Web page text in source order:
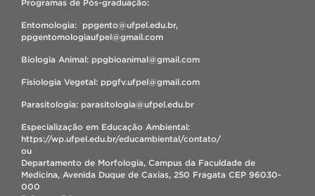
Programas de Pós-graduação:
Entomologia: ppgento@ufpel.edu.br,
ppgentomologiaufpel@gmail.com
Biologia Animal: ppgbioanimal@gmail.com
Fisiologia Vegetal: ppgfv.ufpel@gmail.com
Parasitologia: parasitologia@ufpel.edu.br
Especialização em Educação Ambiental:
https://wp.ufpel.edu.br/educambiental/contato/
ou
Departamento de Morfologia, Campus da Faculdade de
Medicina, Avenida Duque de Caxias, 250 Fragata CEP 96030-
000